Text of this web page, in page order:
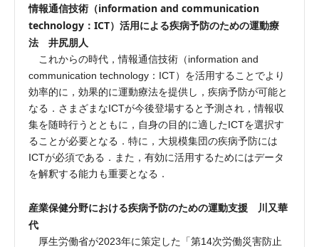
情報通信技術（information and communication
technology：ICT）活用による疾病予防のための運動療
法 井尻朋人
これからの時代，情報通信技術（information and
communication technology：ICT）を活用することでより
効率的に，効果的に運動療法を提供し，疾病予防が可能と
なる．さまざまなICTが今後登場すると予測され，情報収
集を随時行うとともに，自身の目的に適したICTを選択す
ることが必要となる．特に，大規模集団の疾病予防には
ICTが必須である．また，有効に活用するためにはデータ
を解釈する能力も重要となる．
産業保健分野における疾病予防のための運動支援 川又華
代
厚生労働省が2023年に策定した「第14次労働災害防止